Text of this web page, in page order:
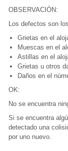
OBSERVACIÓN:
Los defectos son
Grietas en el
Muescas en el
Astillas en el
Grietas u otros
Daños en el
OK:
No se encuentra
Si se encuentra
detectado una
por uno nuevo.